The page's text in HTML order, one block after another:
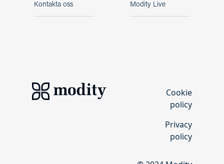
Kontakta oss Modity Live
Cookie
policy
Privacy
policy